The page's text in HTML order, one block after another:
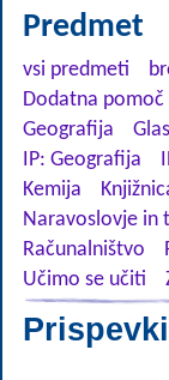
Predmet
vsi predmeti
Dodatna
Geografija
IP: Geografija
Kemija
Naravoslovje in
Računalništvo
Učimo se učiti